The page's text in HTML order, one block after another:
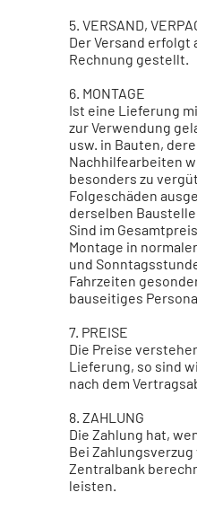
5. VERSAND,
Der Versand erfolgt
Rechnung gestellt.
6. MONTAGE
Ist eine Lieferung
zur Verwendung
usw. in Bauten,
Nachhilfearbeiten
besonders zu
Folgeschäden
derselben
Sind im
Montage in
und
Fahrzeiten
bauseitiges
7. PREISE
Die Preise
Lieferung, so sind
nach dem
8. ZAHLUNG
Die Zahlung hat,
Bei
Zentralbank
leisten.